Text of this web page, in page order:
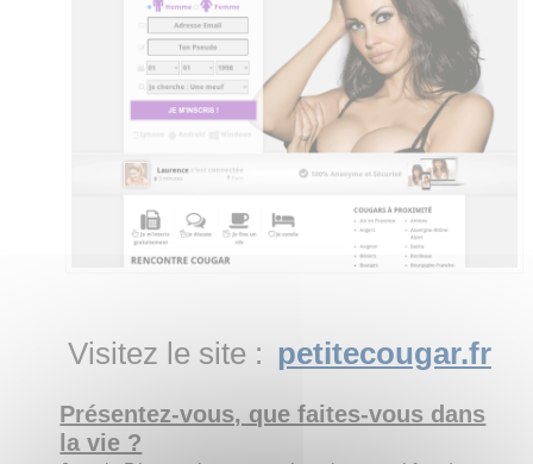
Visitez le site : petitecougar.fr
Présentez-vous, que faites-vous dans
la vie ?